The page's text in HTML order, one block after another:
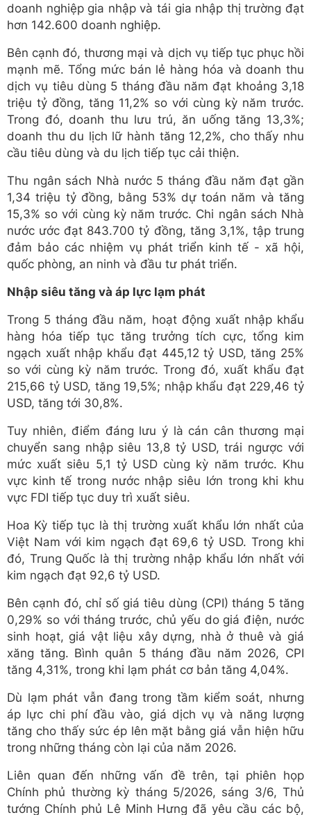
doanh nghiệp gia nhập và tái gia nhập thị trường đạt
hơn 142.600 doanh nghiệp.
Bên cạnh đó, thương mại và dịch vụ tiếp tục phục hồi
mạnh mẽ. Tổng mức bán lẻ hàng hóa và doanh thu
dịch vụ tiêu dùng 5 tháng đầu năm đạt khoảng 3,18
triệu tỷ đồng, tăng 11,2% so với cùng kỳ năm trước.
Trong đó, doanh thu lưu trú, ăn uống tăng 13,3%;
doanh thu du lịch lữ hành tăng 12,2%, cho thấy nhu
cầu tiêu dùng và du lịch tiếp tục cải thiện.
Thu ngân sách Nhà nước 5 tháng đầu năm đạt gần
1,34 triệu tỷ đồng, bằng 53% dự toán năm và tăng
15,3% so với cùng kỳ năm trước. Chi ngân sách Nhà
nước ước đạt 843.700 tỷ đồng, tăng 3,1%, tập trung
đảm bảo các nhiệm vụ phát triển kinh tế - xã hội,
quốc phòng, an ninh và đầu tư phát triển.
Nhập siêu tăng và áp lực lạm phát
Trong 5 tháng đầu năm, hoạt động xuất nhập khẩu
hàng hóa tiếp tục tăng trưởng tích cực, tổng kim
ngạch xuất nhập khẩu đạt 445,12 tỷ USD, tăng 25%
so với cùng kỳ năm trước. Trong đó, xuất khẩu đạt
215,66 tỷ USD, tăng 19,5%; nhập khẩu đạt 229,46 tỷ
USD, tăng tới 30,8%.
Tuy nhiên, điểm đáng lưu ý là cán cân thương mại
chuyển sang nhập siêu 13,8 tỷ USD, trái ngược với
mức xuất siêu 5,1 tỷ USD cùng kỳ năm trước. Khu
vực kinh tế trong nước nhập siêu lớn trong khi khu
vực FDI tiếp tục duy trì xuất siêu.
Hoa Kỳ tiếp tục là thị trường xuất khẩu lớn nhất của
Việt Nam với kim ngạch đạt 69,6 tỷ USD. Trong khi
đó, Trung Quốc là thị trường nhập khẩu lớn nhất với
kim ngạch đạt 92,6 tỷ USD.
Bên cạnh đó, chỉ số giá tiêu dùng (CPI) tháng 5 tăng
0,29% so với tháng trước, chủ yếu do giá điện, nước
sinh hoạt, giá vật liệu xây dựng, nhà ở thuê và giá
xăng tăng. Bình quân 5 tháng đầu năm 2026, CPI
tăng 4,31%, trong khi lạm phát cơ bản tăng 4,04%.
Dù lạm phát vẫn đang trong tầm kiểm soát, nhưng
áp lực chi phí đầu vào, giá dịch vụ và năng lượng
tăng cho thấy sức ép lên mặt bằng giá vẫn hiện hữu
trong những tháng còn lại của năm 2026.
Liên quan đến những vấn đề trên, tại phiên họp
Chính phủ thường kỳ tháng 5/2026, sáng 3/6, Thủ
tướng Chính phủ Lê Minh Hưng đã yêu cầu các bộ,